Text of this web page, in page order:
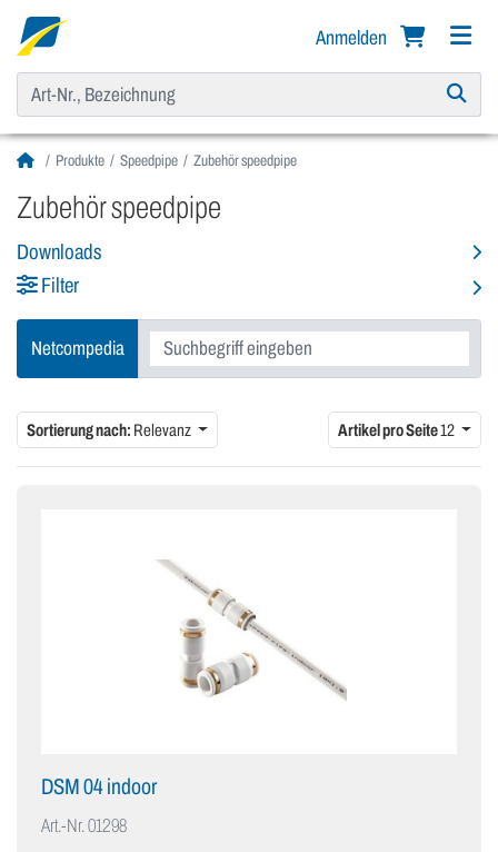
Anmelden
Produkte Speedpipe Zubehör speedpipe
Zubehör speedpipe
Downloads
Filter
Netcompedia
Sortierung nach: Relevanz Artikel pro Seite12
DSM 04 indoor
Art.-Nr.01298